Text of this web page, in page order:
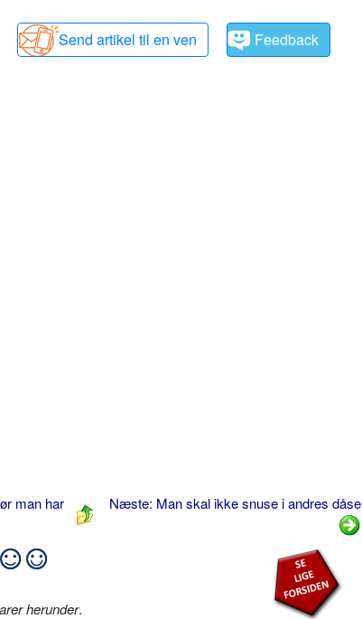
Send artikel til en ven Feedback
man har
Næste: Man skal ikke snuse i andres dåse
herunder.